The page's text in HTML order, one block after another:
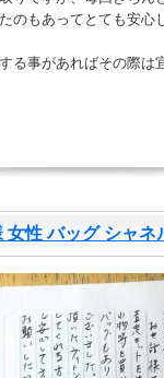
のもあってとても安心
る事があればその際は
女性 バッグ シャネ